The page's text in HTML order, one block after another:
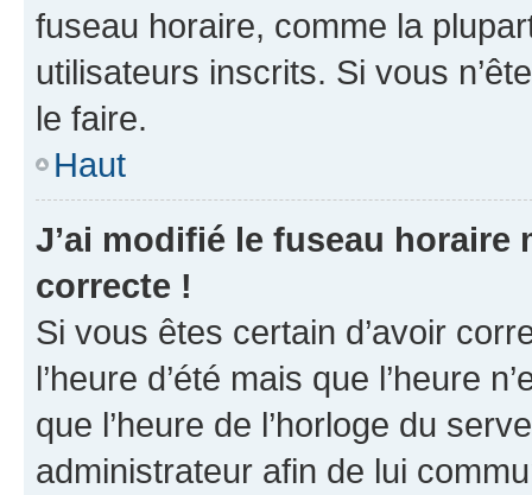
fuseau horaire, comme la
utilisateurs inscrits. Si vous
le faire.
Haut
J’ai modifié le fuseau horaire
correcte !
Si vous êtes certain d’avoir
l’heure d’été mais que l’heure
que l’heure de l’horloge du
administrateur afin de lui